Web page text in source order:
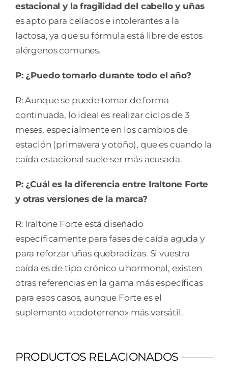
estacional y la fragilidad del cabello y uñas
es apto para celíacos e intolerantes a la
lactosa, ya que su fórmula está libre de estos
alérgenos comunes.
P: ¿Puedo tomarlo durante todo el año?
R: Aunque se puede tomar de forma
continuada, lo ideal es realizar ciclos de 3
meses, especialmente en los cambios de
estación (primavera y otoño), que es cuando la
caída estacional suele ser más acusada.
P: ¿Cuál es la diferencia entre Iraltone Forte
y otras versiones de la marca?
R: Iraltone Forte está diseñado
específicamente para fases de caída aguda y
para reforzar uñas quebradizas. Si vuestra
caída es de tipo crónico u hormonal, existen
otras referencias en la gama más específicas
para esos casos, aunque Forte es el
suplemento «todoterreno» más versátil.
PRODUCTOS RELACIONADOS